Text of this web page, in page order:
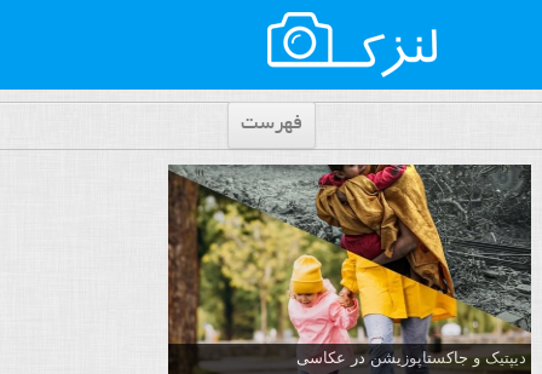
فهرست
دیپتیک و جاکستا‌پوزیشن در عکاسی